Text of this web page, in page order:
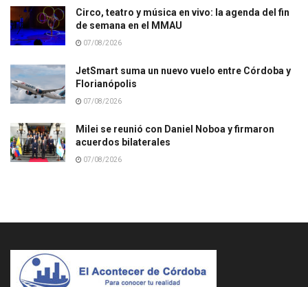
Circo, teatro y música en vivo: la agenda del fin
de semana en el MMAU
07/08/2026
JetSmart suma un nuevo vuelo entre Córdoba y
Florianópolis
07/08/2026
Milei se reunió con Daniel Noboa y firmaron
acuerdos bilaterales
07/08/2026